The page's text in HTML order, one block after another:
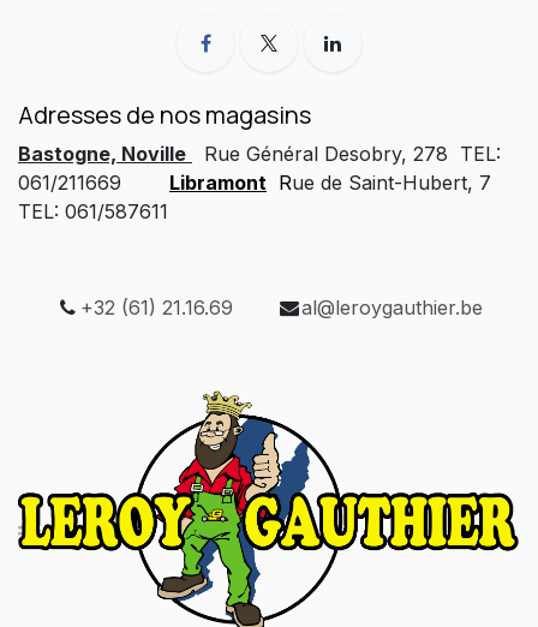
Adresses de nos magasins
Bastogne, Noville
Rue Général Desobry, 278 TEL:
061/211669
Libramont Rue de Saint-Hubert, 7
TEL: 061/587611
+32 (61) 21.16.69 al@leroygauthier.be